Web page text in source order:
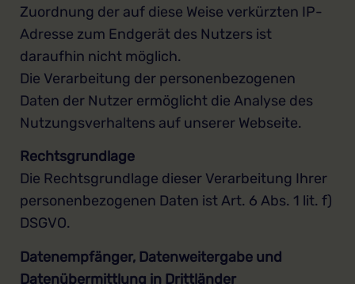
Zuordnung der auf diese Weise verkürzten IP-
Adresse zum Endgerät des Nutzers ist
daraufhin nicht möglich.
Die Verarbeitung der personenbezogenen
Daten der Nutzer ermöglicht die Analyse des
Nutzungsverhaltens auf unserer Webseite.
Rechtsgrundlage
Die Rechtsgrundlage dieser Verarbeitung Ihrer
personenbezogenen Daten ist Art. 6 Abs. 1 lit. f)
DSGVO.
Datenempfänger, Datenweitergabe und
Datenübermittlung in Drittländer